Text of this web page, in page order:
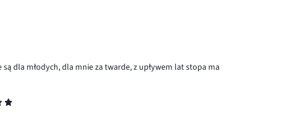
dla młodych, dla mnie za twarde, z upływem lat stopa ma